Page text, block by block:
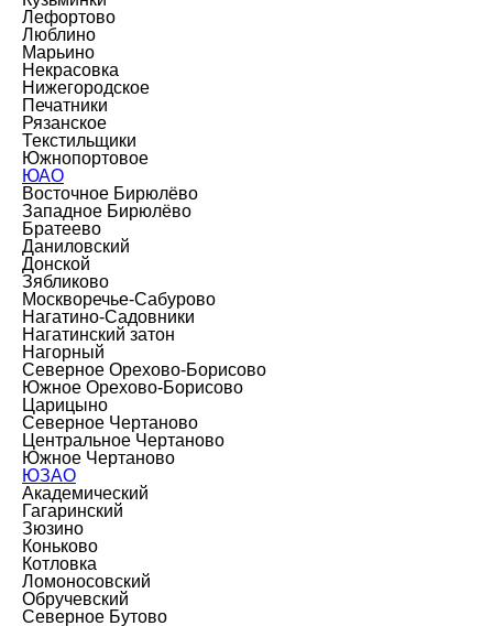
Лефортово
Люблино
Марьино
Некрасовка
Нижегородское
Печатники
Рязанское
Текстильщики
Южнопортовое
ЮАО
Восточное Бирюлёво
Западное Бирюлёво
Братеево
Даниловский
Донской
Зябликово
Москворечье-Сабурово
Нагатино-Садовники
Нагатинский затон
Нагорный
Северное Орехово-Борисово
Южное Орехово-Борисово
Царицыно
Северное Чертаново
Центральное Чертаново
Южное Чертаново
ЮЗАО
Академический
Гагаринский
Зюзино
Коньково
Котловка
Ломоносовский
Обручевский
Северное Бутово